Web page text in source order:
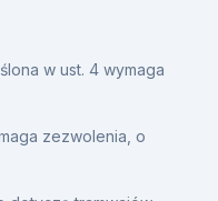
w ust. 4 wymaga
zezwolenia, o